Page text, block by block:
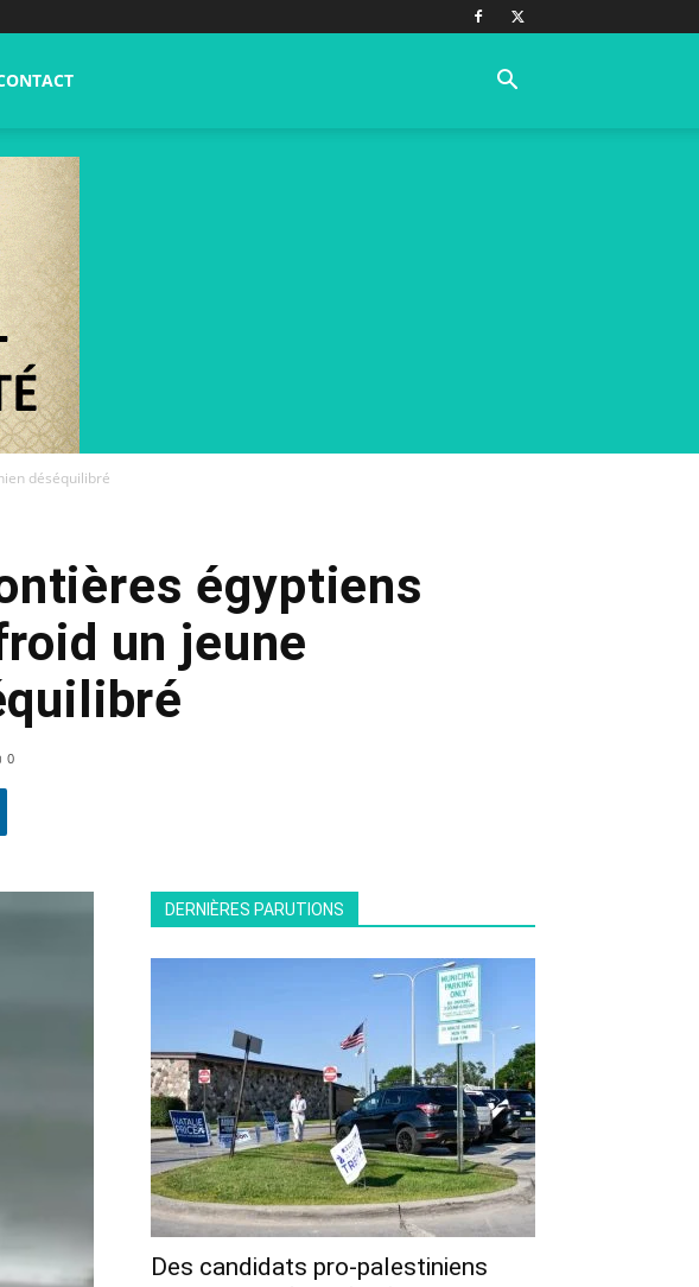
déséquilibré
égyptiens
un jeune
0
DERNIÈRES PARUTIONS
Des candidats pro-palestiniens